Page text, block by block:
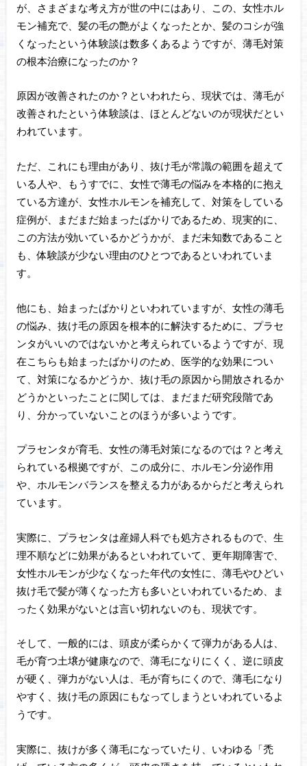
が、さまざまな考え方が世の中にはあり、この、女性ホル
モン補充で、髪の毛の艶がよくなったとか、髪のコシが強
くなったという体験談は数多くあるようですが、薄毛対策
の根本治療になったのか？
原因が改善されたのか？といわれたら、現状では、薄毛が
改善されたという体験談は、ほとんどないのが現状だとい
われています。
ただ、これにも理由があり、抜け毛が常識の範囲を超えて
いる人や、もうすでに、女性で薄毛の悩みを本格的に抱え
ている方達が、女性ホルモンを補充して、対策をしている
症例が、まだまだ始まったばかりであるため、現実的に、
この方法が効いているかどうかが、まだ未知数であること
も、体験談が少ない理由のひとつであるといわれていま
す。
他にも、始まったばかりといわれていますが、女性の薄毛
の悩み、抜け毛の原因を根本的に解決するために、プラセ
ンタがいいのではないかと考えられているようですが、現
在こちらも始まったばかりのため、医学的な効果につい
て、対策になるかどうか、抜け毛の原因から開放されるか
どうかといったことに関しては、まだまだ研究段階であ
り、分かっていないことのほうが多いようです。
プラセンタが育毛、女性の薄毛対策になるのでは？と考え
られている根拠ですが、この成分に、ホルモン分泌作用
や、ホルモンバランスを整える力があるからだと考えられ
ています。
実際に、プラセンタは産婦人科でも処方されるもので、生
理不順などに効果があるといわれていて、更年期障害で、
女性ホルモンが少なくなった年代の女性に、薄毛やひどい
抜け毛で髪が薄くなった方も多いといわれているため、ま
ったく効果がないとは言い切れないのも、現状です。
そして、一般的には、頭皮が柔らかくて弾力がある人は、
毛が育つ土壌が健康なので、薄毛になりにくく、逆に頭皮
が硬く、弾力がない人は、毛が育ちにくので、薄毛になり
やすく、抜け毛の原因にもなってしまうといわれているよ
うです。
実際に、抜けが多く薄毛になっていたり、いわゆる「禿